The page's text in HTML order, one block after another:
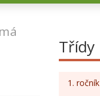
Třídy
1. ročník